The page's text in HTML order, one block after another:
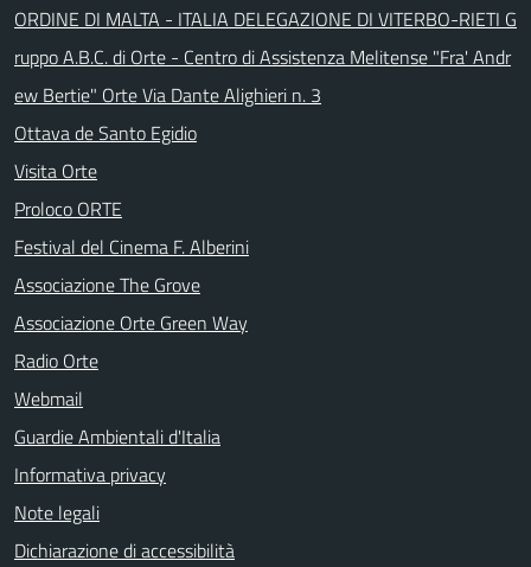
ORDINE DI MALTA - ITALIA DELEGAZIONE DI VITERBO-RIETI G
ruppo A.B.C. di Orte - Centro di Assistenza Melitense "Fra' Andr
ew Bertie" Orte Via Dante Alighieri n. 3
Ottava de Santo Egidio
Visita Orte
Proloco ORTE
Festival del Cinema F. Alberini
Associazione The Grove
Associazione Orte Green Way
Radio Orte
Webmail
Guardie Ambientali d'Italia
Informativa privacy
Note legali
Dichiarazione di accessibilità